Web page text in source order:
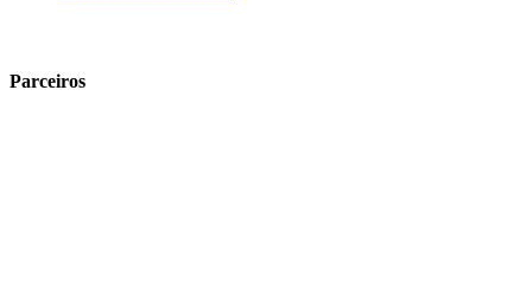
Parceiros